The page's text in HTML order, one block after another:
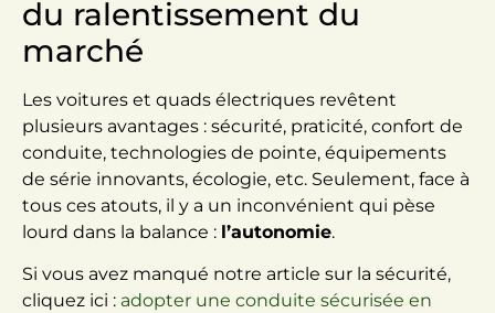
du ralentissement du
marché
Les voitures et quads électriques revêtent
plusieurs avantages : sécurité, praticité, confort de
conduite, technologies de pointe, équipements
de série innovants, écologie, etc. Seulement, face à
tous ces atouts, il y a un inconvénient qui pèse
lourd dans la balance : l’autonomie.
Si vous avez manqué notre article sur la sécurité,
cliquez ici : adopter une conduite sécurisée en